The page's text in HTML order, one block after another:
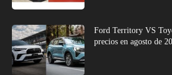
Ford Territory VS
precios en agosto de